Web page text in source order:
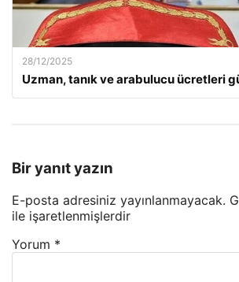
28/12/2025
Uzman, tanık ve arabulucu ücretleri
Bir yanıt yazın
E-posta adresiniz yayınlanmayacak.
ile işaretlenmişlerdir
Yorum *